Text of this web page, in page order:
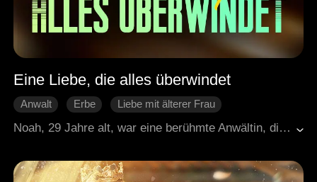
Eine Liebe, die alles überwindet
Anwalt Erbe
Liebe mit älterer Frau
Noah, 29 Jahre alt, war eine berühmte Anwältin, die sich ausschließlich auf ihre Karriere konzentrierte. Edmund, 19 Jahre alt, war der Erbe einer wohlhabenden Familie. Sie stammten aus völlig unterschiedlichen Welten, doch sie verliebten sich. Doch angesichts der großen Unterschiede zwischen ihnen fragten sie sich, ob sie zusammen glücklich werden könnten oder ob sie letztlich zu ihren alten Leben zurückkehren würden, als wäre nie etwas passiert.